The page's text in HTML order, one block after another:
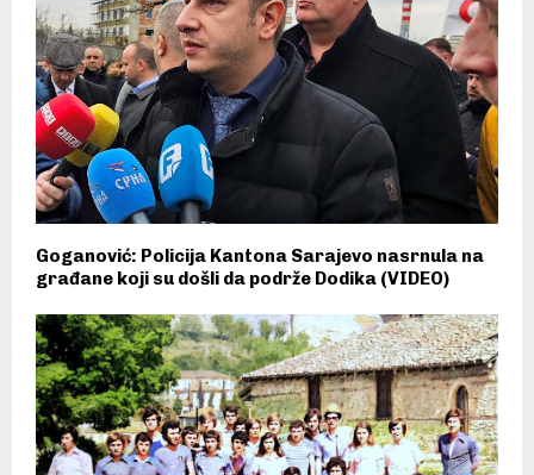
Goganović: Policija Kantona Sarajevo nasrnula na
građane koji su došli da podrže Dodika (VIDEO)